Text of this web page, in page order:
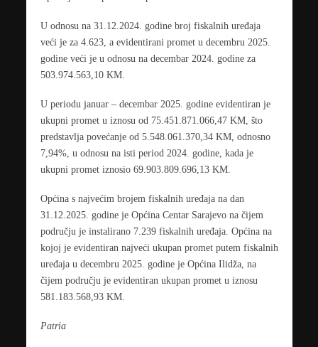
U odnosu na 31.12.2024. godine broj fiskalnih uređaja
veći je za 4.623, a evidentirani promet u decembru 2025.
godine veći je u odnosu na decembar 2024. godine za
503.974.563,10 KM.
U periodu januar – decembar 2025. godine evidentiran je
ukupni promet u iznosu od 75.451.871.066,47 KM, što
predstavlja povećanje od 5.548.061.370,34 KM, odnosno
7,94%, u odnosu na isti period 2024. godine, kada je
ukupni promet iznosio 69.903.809.696,13 KM.
Općina s najvećim brojem fiskalnih uređaja na dan
31.12.2025. godine je Općina Centar Sarajevo na čijem
području je instalirano 7.239 fiskalnih uređaja. Općina na
kojoj je evidentiran najveći ukupan promet putem fiskalnih
uređaja u decembru 2025. godine je Općina Ilidža, na
čijem području je evidentiran ukupan promet u iznosu
581.183.568,93 KM.
Patria